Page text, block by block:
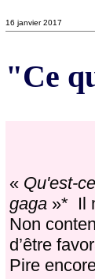
16 janvier 2017
"Ce
« Qu'est-
gaga »* Il
Non
d’être
Pire